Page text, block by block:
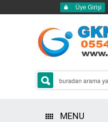
Üye Girişi
MENU